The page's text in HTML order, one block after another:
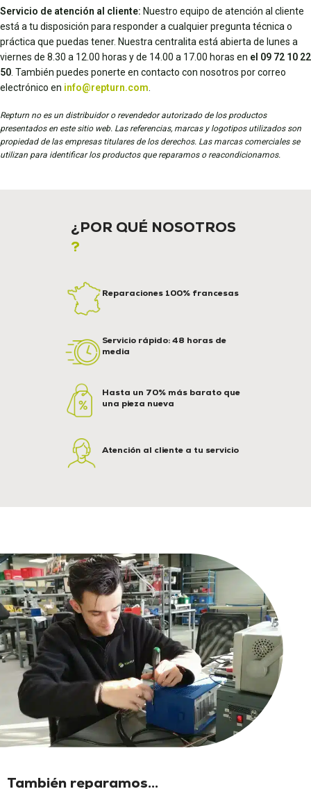
Servicio de atención al cliente: Nuestro equipo de atención al cliente
está a tu disposición para responder a cualquier pregunta técnica o
práctica que puedas tener. Nuestra centralita está abierta de lunes a
viernes de 8.30 a 12.00 horas y de 14.00 a 17.00 horas en el 09 72 10 22
50 . También puedes ponerte en contacto con nosotros por correo
electrónico en info@repturn.com
Repturn no es un distribuidor o revendedor autorizado de los productos
presentados en este sitio web. Las referencias, marcas y logotipos utilizados son
propiedad de las empresas titulares de los derechos. Las marcas comerciales se
utilizan para identificar los productos que reparamos o reacondicionamos.
¿POR QUÉ NOSOTROS
?
Reparaciones 100% francesas
Servicio rápido: 48 horas de
media
Hasta un 70% más barato que
una pieza nueva
Atención al cliente a tu servicio
También reparamos...